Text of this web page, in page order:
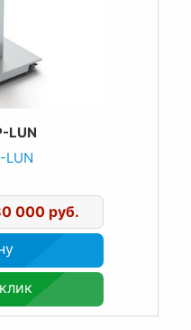
LUN
LUN
000 руб.